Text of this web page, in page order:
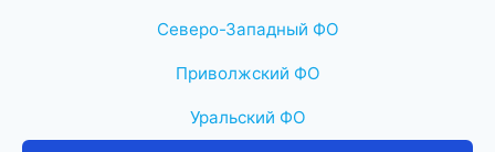
Северо-Западный ФО
Приволжский ФО
Уральский ФО